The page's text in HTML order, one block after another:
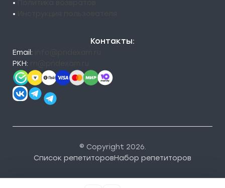
•
•
Контакты:
Email:
РКН:
© Copyright 2026.
Список репетиторовНабор репетиторов